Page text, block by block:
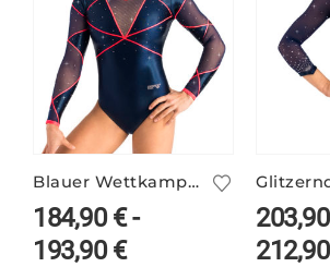
Blauer Wettkampfanzug VALERIE/2 mit Neon
184,90€-
193,90€
203,90
212,90